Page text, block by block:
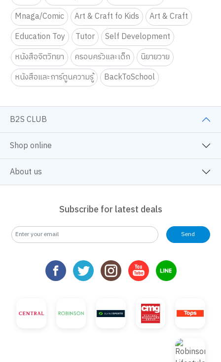
Mnaga/Comic
Art & Craft fo Kids
Art & Craft
Education Toy
Tutor
Self Development
หนังสือจิตวิทยา
ครอบครัวและเด็ก
นิยายวาย
หนังสือและการ์ตูนความรู้
BackToSchool
B2S CLUB
Shop online
About us
Subscribe for latest deals
Send